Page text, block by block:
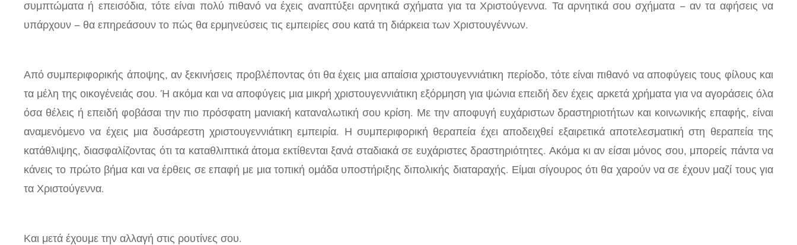
συμπτώματα ή επεισόδια, τότε είναι πολύ πιθανό να έχεις αναπτύξει αρνητικά σχήματα για τα Χριστούγεννα. Τα αρνητικά σου σχήματα – αν τα αφήσεις να
υπάρχουν – θα επηρεάσουν το πώς θα ερμηνεύσεις τις εμπειρίες σου κατά τη διάρκεια των Χριστουγέννων.
Από συμπεριφορικής άποψης, αν ξεκινήσεις προβλέποντας ότι θα έχεις μια απαίσια χριστουγεννιάτικη περίοδο, τότε είναι πιθανό να αποφύγεις τους φίλους και
τα μέλη της οικογένειάς σου. Ή ακόμα και να αποφύγεις μια μικρή χριστουγεννιάτικη εξόρμηση για ψώνια επειδή δεν έχεις αρκετά χρήματα για να αγοράσεις όλα
όσα θέλεις ή επειδή φοβάσαι την πιο πρόσφατη μανιακή καταναλωτική σου κρίση. Με την αποφυγή ευχάριστων δραστηριοτήτων και κοινωνικής επαφής, είναι
αναμενόμενο να έχεις μια δυσάρεστη χριστουγεννιάτικη εμπειρία. Η συμπεριφορική θεραπεία έχει αποδειχθεί εξαιρετικά αποτελεσματική στη θεραπεία της
κατάθλιψης, διασφαλίζοντας ότι τα καταθλιπτικά άτομα εκτίθενται ξανά σταδιακά σε ευχάριστες δραστηριότητες. Ακόμα κι αν είσαι μόνος σου, μπορείς πάντα να
κάνεις το πρώτο βήμα και να έρθεις σε επαφή με μια τοπική ομάδα υποστήριξης διπολικής διαταραχής. Είμαι σίγουρος ότι θα χαρούν να σε έχουν μαζί τους για
τα Χριστούγεννα.
Και μετά έχουμε την αλλαγή στις ρουτίνες σου.